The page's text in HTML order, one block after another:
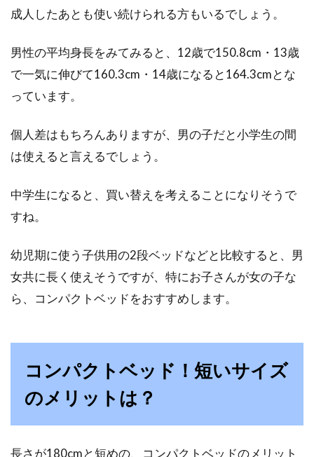
成人したあとも使い続けられる方もいるでしょう。
男性の平均身長をみてみると、12歳で150.8cm・13歳
で一気に伸びて160.3cm・14歳になると164.3cmとな
っています。
個人差はもちろんありますが、男の子だと小学生の間
は使えると言えるでしょう。
中学生になると、買い替えを考えることになりそうで
すね。
幼児期に使う子供用の2段ベッドなどと比較すると、男
女共に長く使えそうですが、特にお子さんが女の子な
ら、コンパクトベッドをおすすめします。
コンパクトベッド！短いサイズ
のメリットは？
長さが180cmと短めの、コンパクトベッドのメリット